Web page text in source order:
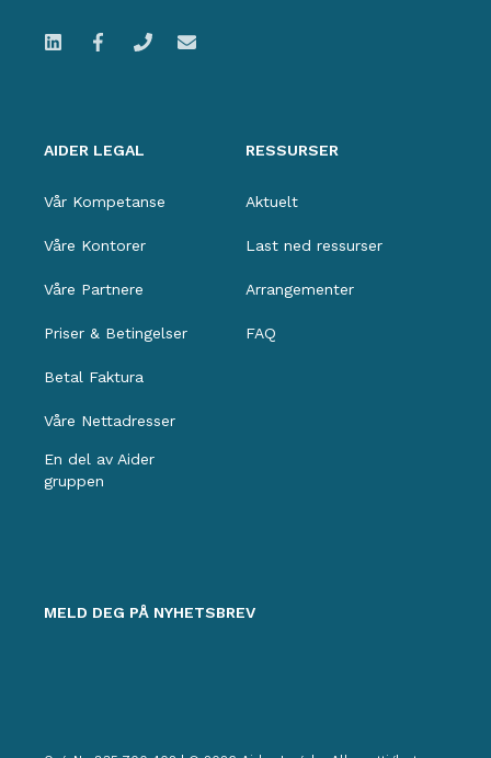
AIDER LEGAL
Vår Kompetanse
Våre Kontorer
Våre Partnere
Priser & Betingelser
Betal Faktura
Våre Nettadresser
En del av Aider
gruppen
RESSURSER
Aktuelt
Last ned ressurser
Arrangementer
FAQ
MELD DEG PÅ NYHETSBREV